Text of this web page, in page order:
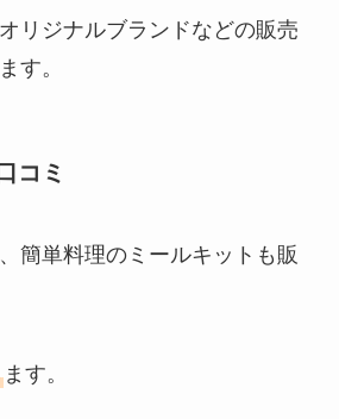
リジナルブランドなどの販売
す。
コミ
簡単料理のミールキットも販
ます。